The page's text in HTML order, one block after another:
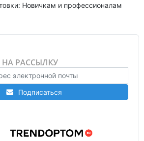
Новичкам и профессионалам
РАССЫЛКУ
Подписаться